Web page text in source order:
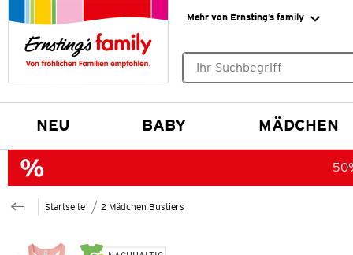
Mehr von Ernsting’s family
NEU BABY MÄDCHEN
Startseite 2 Mädchen Bustiers